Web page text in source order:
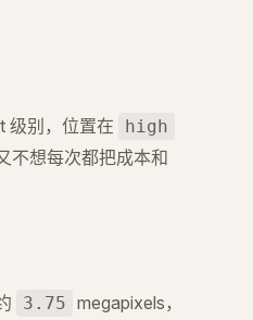
级别，位置在 high
不想每次都把成本和
3.75 megapixels，